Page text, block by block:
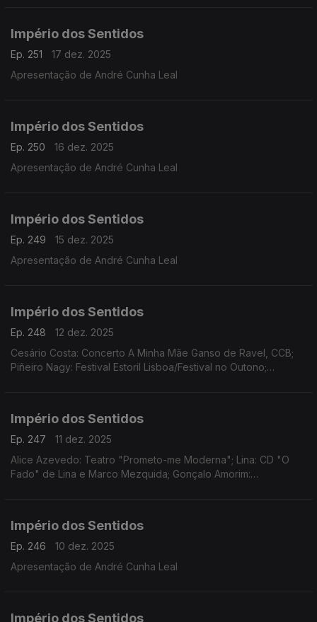
Império dos Sentidos
Ep. 251
17 dez. 2025
Apresentação de André Cunha Leal
Império dos Sentidos
Ep. 250
16 dez. 2025
Apresentação de André Cunha Leal
Império dos Sentidos
Ep. 249
15 dez. 2025
Apresentação de André Cunha Leal
Império dos Sentidos
Ep. 248
12 dez. 2025
Cesário Costa: Concerto A Minha Mãe Ganso de Ravel, CCB;
Piñeiro Nagy: Festival Estoril Lisboa/Festival no Outono;
Império dos Sentidos
Ep. 247
11 dez. 2025
Alice Azevedo: Teatro "Prometo-me Moderna"; Lina: CD "O
Fado" de Lina e Marco Mezquida; Gonçalo Amorim:
Império dos Sentidos
Ep. 246
10 dez. 2025
Apresentação de André Cunha Leal
Império dos Sentidos